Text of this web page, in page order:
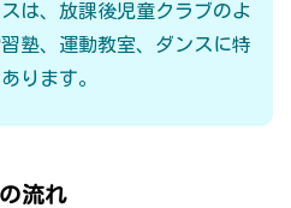
は、放課後児童クラブのよ
塾、運動教室、ダンスに特
ります。
流れ